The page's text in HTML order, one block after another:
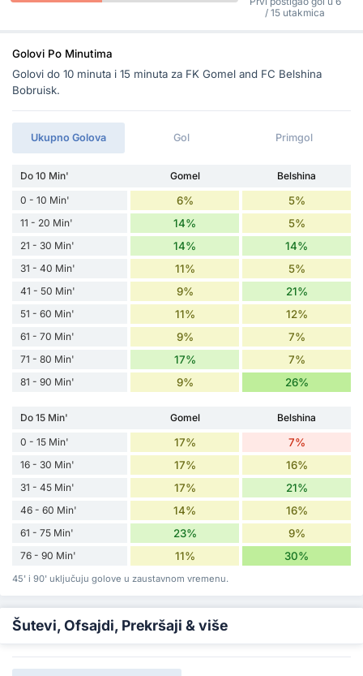
/ 15 utakmica
Golovi Po Minutima
Golovi do 10 minuta i 15 minuta za FK Gomel and FC Belshina
Bobruisk.
Ukupno Golova Gol Primgol
Do 10 Min' Gomel
Belshina
0 - 10 Min'
6% 5%
11 - 20 Min' 14% 5%
21 - 30 Min' 14% 14%
31 - 40 Min' 11% 5%
41 - 50 Min' 9% 21%
51 - 60 Min' 11% 12%
61 - 70 Min' 9% 7%
71 - 80 Min' 17% 7%
81 - 90 Min' 9% 26%
Do 15 Min' Gomel
Belshina
0 - 15 Min'
17% 7%
16 - 30 Min' 17% 16%
31 - 45 Min' 17% 21%
46 - 60 Min' 14% 16%
61 - 75 Min' 23% 9%
76 - 90 Min' 11% 30%
45' i 90' uključuju golove u zaustavnom vremenu.
Šutevi, Ofsajdi, Prekršaji & više